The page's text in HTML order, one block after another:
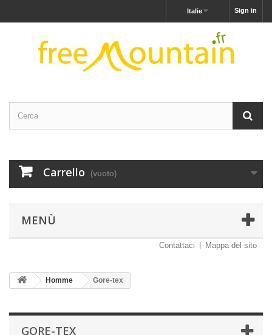
Sign in
Italie
Carrello (vuoto)
MENÙ
Contattaci Mappa del sito
Homme Gore-tex
GORE-TEX